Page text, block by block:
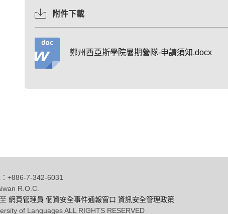
附件下載
鄭州西亞斯學院暑期營隊-申請須知.docx
+886-7-342-6031
R.O.C.
網頁管理員 個資安全事件通報窗口 資訊安全管理政策
of Languages ALL RIGHTS RESERVED